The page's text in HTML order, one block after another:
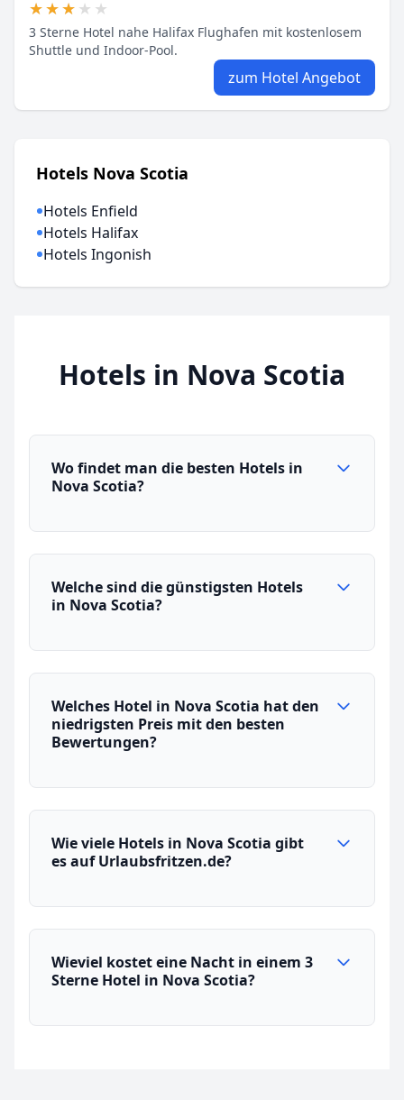
★★★★★
★★★★★
3 Sterne Hotel nahe Halifax Flughafen mit kostenlosem
Shuttle und Indoor-Pool.
zum Hotel Angebot
Hotels Nova Scotia
Hotels Enfield
Hotels Halifax
Hotels Ingonish
Hotels in Nova Scotia
Wo findet man die besten Hotels in
Nova Scotia?
Welche sind die günstigsten Hotels
in Nova Scotia?
Welches Hotel in Nova Scotia hat den
niedrigsten Preis mit den besten
Bewertungen?
Wie viele Hotels in Nova Scotia gibt
es auf Urlaubsfritzen.de?
Wieviel kostet eine Nacht in einem 3
Sterne Hotel in Nova Scotia?